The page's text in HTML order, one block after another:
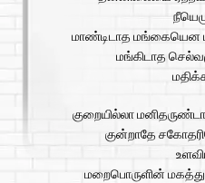
மாண்டிடாத மங்கையென
மங்கிடாத
குறையில்லா
குன்றாதே
மறைபொருளின்